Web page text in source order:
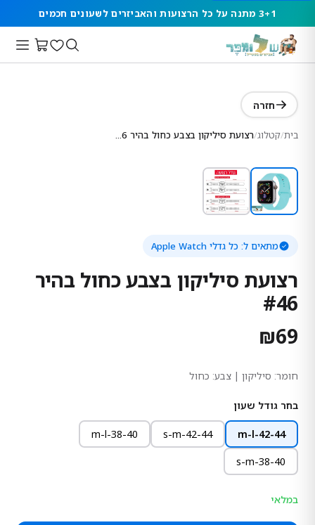
3+1 מתנה על כל הרצועות והאביזרים לשעונים חכמים
חזרה
בית/קטלוג/ רצועת סיליקון בצבע כחול בהיר #46
מתאים ל: כל גדלי Apple Watch
רצועת סיליקון בצבע כחול בהיר
#46
₪69
חומר: סיליקון | צבע: כחול
בחר גודל שעון
m-l-42-44
s-m-42-44
m-l-38-40
s-m-38-40
במלאי